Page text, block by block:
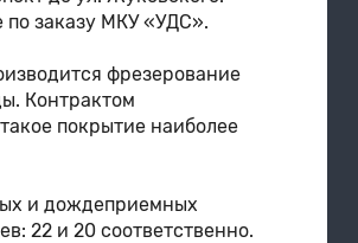
по заказу МКУ «УДС».
фрезерование
Контрактом
покрытие наиболее
и дождеприемных
22 и 20 соответственно.